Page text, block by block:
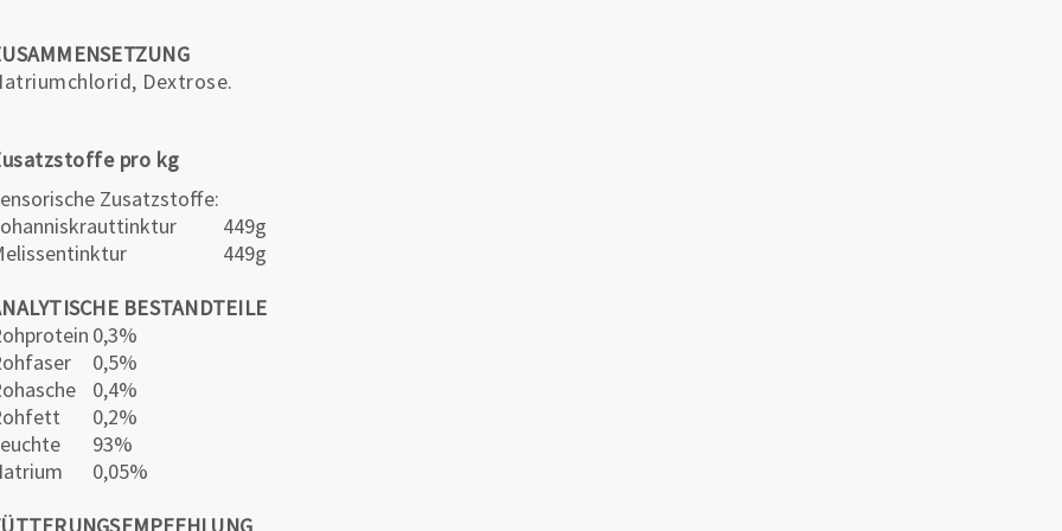
Dextrose.
pro kg
Zusatzstoffe:
449g
449g
BESTANDTEILE
0,3%
0,5%
0,4%
0,2%
93%
0,05%